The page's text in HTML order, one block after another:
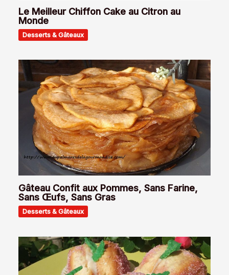
Le Meilleur Chiffon Cake au Citron au
Monde
Desserts & Gâteaux
Gâteau Confit aux Pommes, Sans Farine,
Sans Œufs, Sans Gras
Desserts & Gâteaux